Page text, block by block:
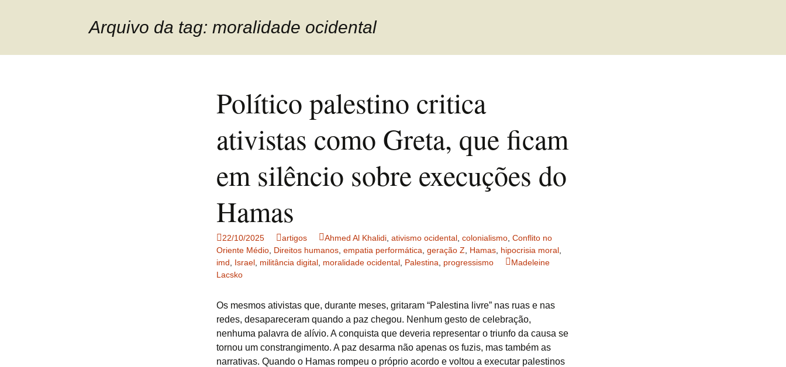
Arquivo da tag: moralidade ocidental
Político palestino critica
ativistas como Greta, que ficam
em silêncio sobre execuções do
Hamas
22/10/2025 artigos Ahmed Al Khalidi ativismo ocidental colonialismo Conflito no
Oriente Médio Direitos humanos empatia performática geração Z Hamas hipocrisia moral
imd
Israel militância digital moralidade ocidental Palestina progressismo
Madeleine
Lacsko
Os mesmos ativistas que, durante meses, gritaram “Palestina livre” nas ruas e nas
redes, desapareceram quando a paz chegou. Nenhum gesto de celebração,
nenhuma palavra de alívio. A conquista que deveria representar o triunfo da causa se
tornou um constrangimento. A paz desarma não apenas os fuzis, mas também as
narrativas. Quando o Hamas rompeu o próprio acordo e voltou a executar palestinos